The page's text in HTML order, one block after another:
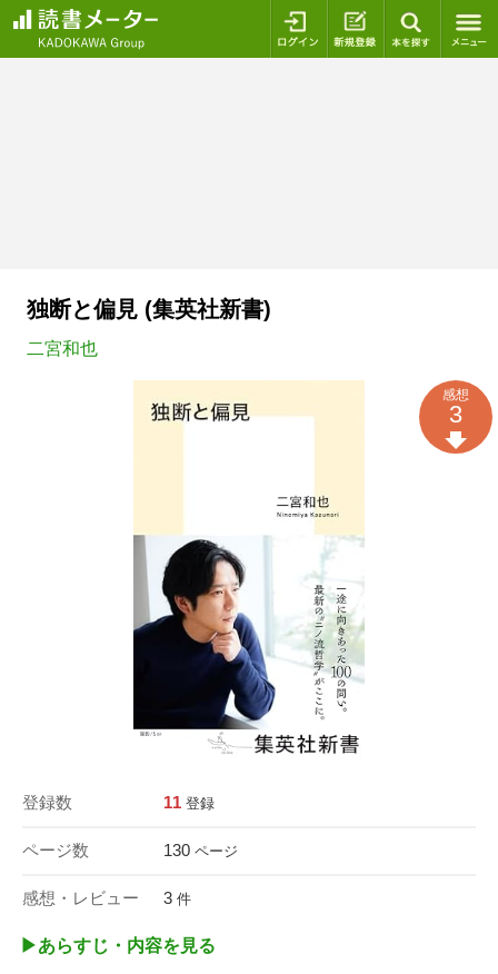
ログイン 新規登録
独断と偏見 (集英社新書)
二宮和也
登録数 11 登録
ページ数 130 ページ
感想・レビュー 3 件
感想
3
▶︎あらすじ・内容を見る